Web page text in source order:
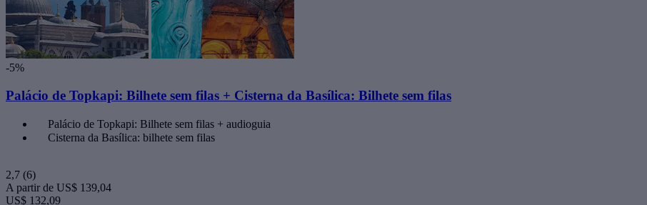
-5%
Palácio de Topkapi: Bilhete sem filas + Cisterna da Basílica: Bilhete sem filas
Palácio de Topkapi: Bilhete sem filas + audioguia
Cisterna da Basílica: bilhete sem filas
2,7 (6)
A partir de US$ 139,04
US$ 132,09